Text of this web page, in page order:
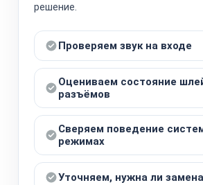
решение.
Проверяем звук на входе
Оцениваем состояние
разъёмов
Сверяем поведение
режимах
Уточняем, нужна ли замена